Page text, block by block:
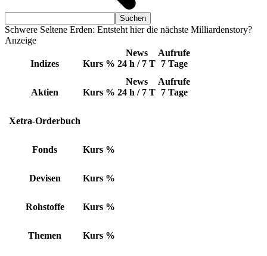
Schwere Seltene Erden: Entsteht hier die nächste Milliardenstory?
Anzeige
Indizes Kurs %
News
24 h / 7 T
Aufrufe
7 Tage
Aktien Kurs %
News
24 h / 7 T
Aufrufe
7 Tage
Xetra-Orderbuch
Fonds Kurs %
Devisen Kurs %
Rohstoffe Kurs %
Themen Kurs %